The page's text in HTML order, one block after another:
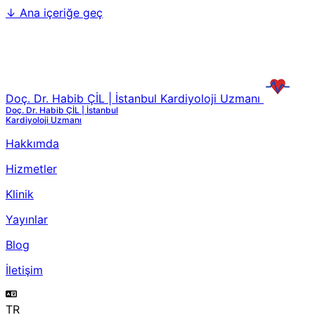
↓ Ana içeriğe geç
Doç. Dr. Habib ÇİL | İstanbul Kardiyoloji Uzmanı
Doç. Dr. Habib ÇİL | İstanbul
Kardiyoloji Uzmanı
Hakkımda
Hizmetler
Klinik
Yayınlar
Blog
İletişim
TR